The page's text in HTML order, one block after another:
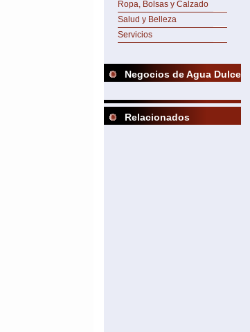
Ropa, Bolsas y Calzado
Salud y Belleza
Servicios
Negocios de Agua Dulce
Relacionados